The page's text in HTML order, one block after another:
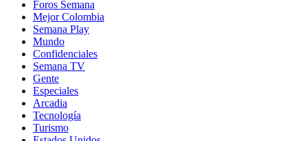
Foros Semana
Mejor Colombia
Semana Play
Mundo
Confidenciales
Semana TV
Gente
Especiales
Arcadia
Tecnología
Turismo